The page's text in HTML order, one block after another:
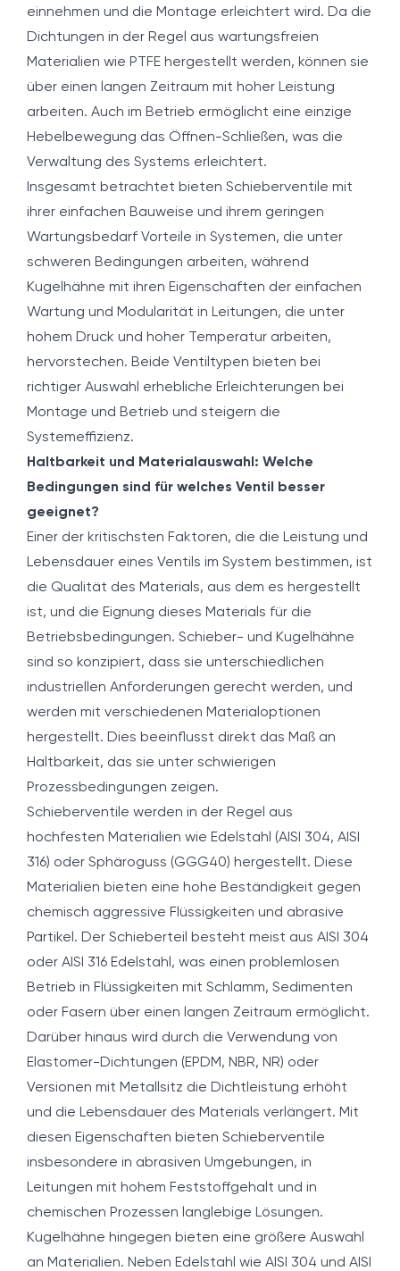
einnehmen und die Montage erleichtert wird. Da die
Dichtungen in der Regel aus wartungsfreien
Materialien wie PTFE hergestellt werden, können sie
über einen langen Zeitraum mit hoher Leistung
arbeiten. Auch im Betrieb ermöglicht eine einzige
Hebelbewegung das Öffnen-Schließen, was die
Verwaltung des Systems erleichtert.
Insgesamt betrachtet bieten Schieberventile mit
ihrer einfachen Bauweise und ihrem geringen
Wartungsbedarf Vorteile in Systemen, die unter
schweren Bedingungen arbeiten, während
Kugelhähne mit ihren Eigenschaften der einfachen
Wartung und Modularität in Leitungen, die unter
hohem Druck und hoher Temperatur arbeiten,
hervorstechen. Beide Ventiltypen bieten bei
richtiger Auswahl erhebliche Erleichterungen bei
Montage und Betrieb und steigern die
Systemeffizienz.
Haltbarkeit und Materialauswahl: Welche
Bedingungen sind für welches Ventil besser
geeignet?
Einer der kritischsten Faktoren, die die Leistung und
Lebensdauer eines Ventils im System bestimmen, ist
die Qualität des Materials, aus dem es hergestellt
ist, und die Eignung dieses Materials für die
Betriebsbedingungen. Schieber- und Kugelhähne
sind so konzipiert, dass sie unterschiedlichen
industriellen Anforderungen gerecht werden, und
werden mit verschiedenen Materialoptionen
hergestellt. Dies beeinflusst direkt das Maß an
Haltbarkeit, das sie unter schwierigen
Prozessbedingungen zeigen.
Schieberventile werden in der Regel aus
hochfesten Materialien wie Edelstahl (AISI 304, AISI
316) oder Sphäroguss (GGG40) hergestellt. Diese
Materialien bieten eine hohe Beständigkeit gegen
chemisch aggressive Flüssigkeiten und abrasive
Partikel. Der Schieberteil besteht meist aus AISI 304
oder AISI 316 Edelstahl, was einen problemlosen
Betrieb in Flüssigkeiten mit Schlamm, Sedimenten
oder Fasern über einen langen Zeitraum ermöglicht.
Darüber hinaus wird durch die Verwendung von
Elastomer-Dichtungen (EPDM, NBR, NR) oder
Versionen mit Metallsitz die Dichtleistung erhöht
und die Lebensdauer des Materials verlängert. Mit
diesen Eigenschaften bieten Schieberventile
insbesondere in abrasiven Umgebungen, in
Leitungen mit hohem Feststoffgehalt und in
chemischen Prozessen langlebige Lösungen.
Kugelhähne hingegen bieten eine größere Auswahl
an Materialien. Neben Edelstahl wie AISI 304 und AISI